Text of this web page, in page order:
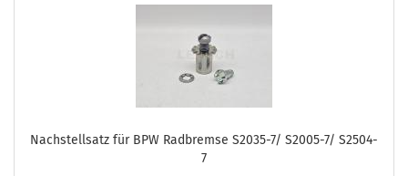
Nachstellsatz für BPW Radbremse S2035-7/ S2005-7/ S2504-
7